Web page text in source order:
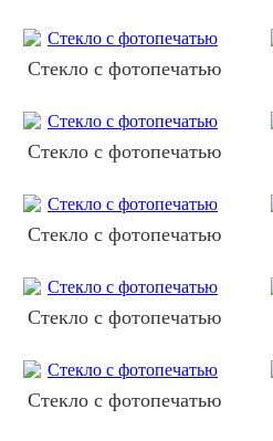
Стекло с фотопечатью
Стекло с фотопечатью
Стекло с фотопечатью
Стекло с фотопечатью
Стекло с фотопечатью